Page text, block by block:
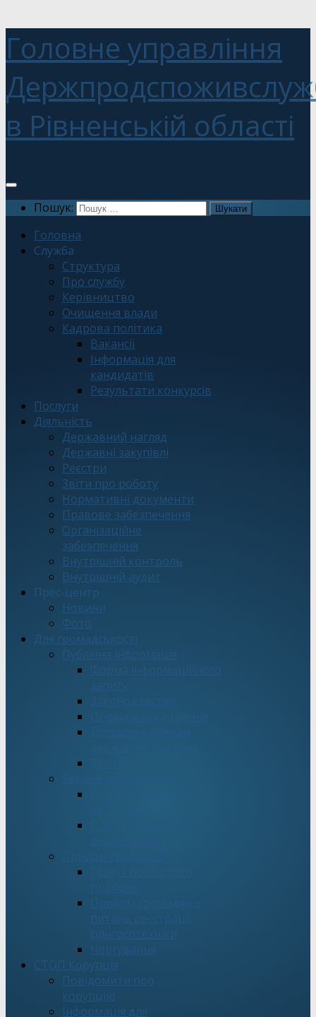
Головне управління
в Рівненській області
Пошук:
Головна
Служба
Структура
Про службу
Керівництво
Очищення влади
Кадрова політика
Вакансії
Інформація для
кандидатів
Результати конкурсів
Послуги
Діяльність
Державний нагляд
Державні закупівлі
Реєстри
Звіти про роботу
Нормативні документи
Правове забезпечення
Організаційне
забезпечення
Внутрішній контроль
Внутрішній аудит
Прес-центр
Новини
Фото
Для громадськості
СТОП Корупція
Повідомити про
корупцію
Інформація для